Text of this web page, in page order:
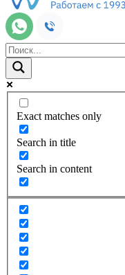
Exact matches only
Search in title
Search in content